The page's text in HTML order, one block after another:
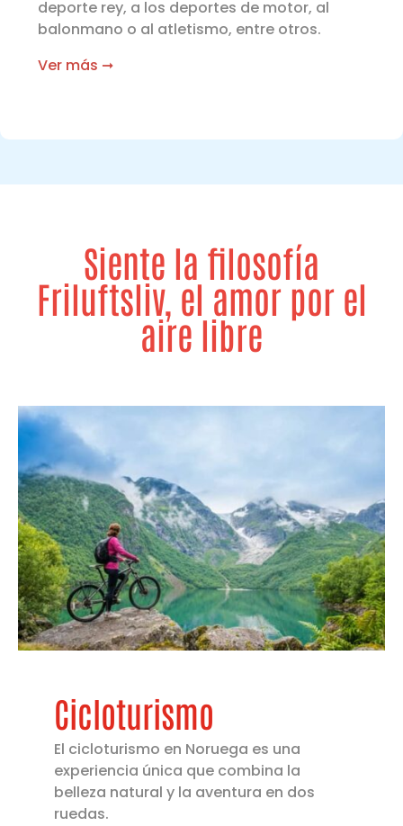
deporte rey, a los deportes de motor, al
balonmano o al atletismo, entre otros.
Ver más ➞
Siente la filosofía
Friluftsliv, el amor por el
aire libre
Cicloturismo
El cicloturismo en Noruega es una
experiencia única que combina la
belleza natural y la aventura en dos
ruedas.